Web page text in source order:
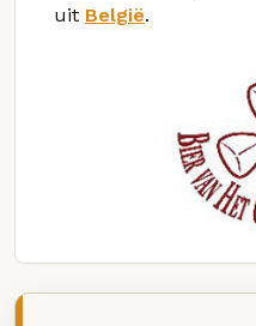
uit België.